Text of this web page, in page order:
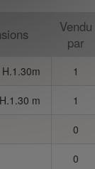
Vendu
par
1
m 1
0
0